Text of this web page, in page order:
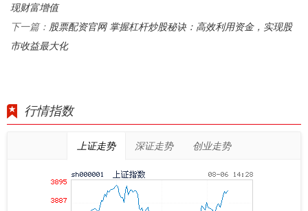
现财富增值
下一篇： 股票配资官网 掌握杠杆炒股秘诀：高效利用资金，实现股
市收益最大化
行情指数
上证走势 深证走势 创业走势